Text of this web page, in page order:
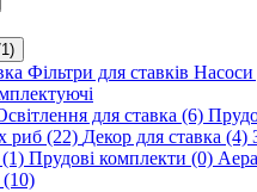
Фільтри для ставків Насоси
для ставка (6)
риб (22) Декор для ставка (4)
(1) Прудові комплекти (0)
(10)